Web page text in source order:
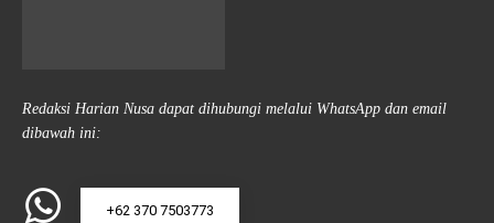
Redaksi Harian Nusa dapat dihubungi melalui WhatsApp dan email
dibawah ini:
+62 370 7503773